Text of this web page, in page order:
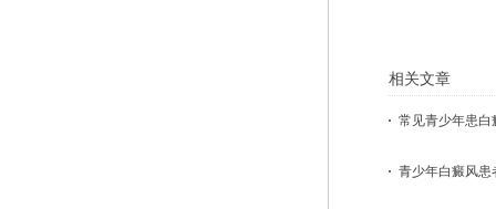
相关文章
常见青少年患白
青少年白癜风患